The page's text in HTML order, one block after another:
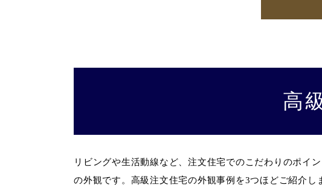
高
リビングや生活動線など、注文住宅でのこだわりのポイ
の外観です。高級注文住宅の外観事例を3つほどご紹介し